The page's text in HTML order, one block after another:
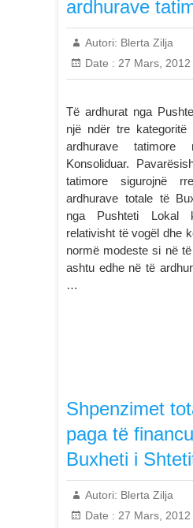
ardhurave
Autori: Blerta Zilja
Date : 27 Mars, 2012
Të ardhurat nga
një ndër tre
ardhurave
Konsoliduar.
tatimore sigurojnë
ardhurave totale të
nga Pushteti Lokal
relativisht të vogël dhe
normë modeste si në
ashtu edhe në të
…
Shpenzimet
paga të
Buxheti i
Autori: Blerta Zilja
Date : 27 Mars, 2012